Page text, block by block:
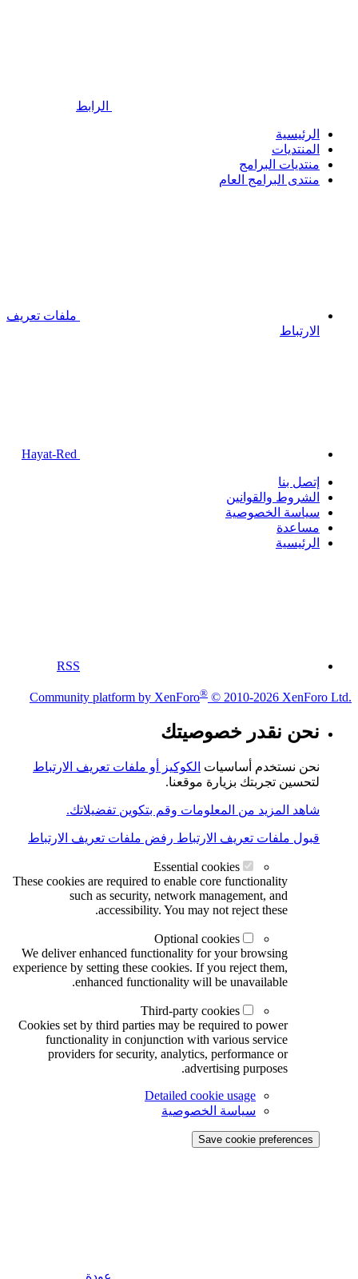
الرابط
الرئيسية
المنتديات
منتديات البرامج
منتدى البرامج العام
ملفات تعريف
الارتباط
إتصل بنا
الشروط والقوانين
سياسة الخصوصية
مساعدة
الرئيسية
RSS
Community platform by XenForo® © 2010-2026 XenForo Ltd.
نحن نقدر خصوصيتك
نحن نستخدم أساسيات الكوكيز أو ملفات تعريف الارتباط
لتحسين تجربتك بزيارة موقعنا.
شاهد المزيد من المعلومات وقم بتكوين تفضيلاتك.
قبول ملفات تعريف الارتباط رفض ملفات تعريف الارتباط
Essential cookies
These cookies are required to enable core functionality
such as security, network management, and
accessibility. You may not reject these.
Optional cookies
We deliver enhanced functionality for your browsing
experience by setting these cookies. If you reject them,
enhanced functionality will be unavailable.
Third-party cookies
Cookies set by third parties may be required to power
functionality in conjunction with various service
providers for security, analytics, performance or
advertising purposes.
Detailed cookie usage
سياسة الخصوصية
Save cookie preferences
عودة